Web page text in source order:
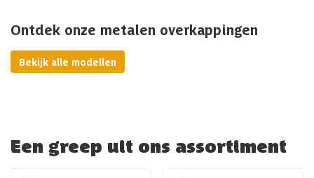
Ontdek onze metalen overkappingen
Bekijk alle modellen
Een greep uit ons assortiment